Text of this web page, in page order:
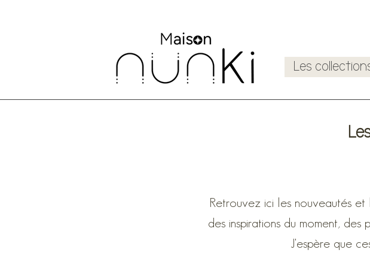
Les
Retrouvez ici les nouveautés
des inspirations du moment, des
J'espère que